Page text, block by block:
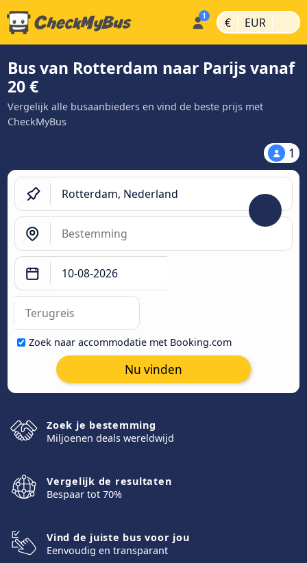
€ | EUR |
Bus van Rotterdam naar Parijs vanaf
20 €
Vergelijk alle busaanbieders en vind de beste prijs met
CheckMyBus
1
Zoek naar accommodatie met Booking.com
Nu vinden
Zoek je bestemming
Miljoenen deals wereldwijd
Vergelijk de resultaten
Bespaar tot 70%
Vind de juiste bus voor jou
Eenvoudig en transparant